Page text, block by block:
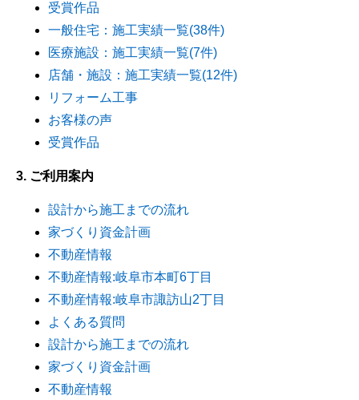
受賞作品
一般住宅：施工実績一覧(38件)
医療施設：施工実績一覧(7件)
店舗・施設：施工実績一覧(12件)
リフォーム工事
お客様の声
受賞作品
3. ご利用案内
設計から施工までの流れ
家づくり資金計画
不動産情報
不動産情報:岐阜市本町6丁目
不動産情報:岐阜市諏訪山2丁目
よくある質問
設計から施工までの流れ
家づくり資金計画
不動産情報